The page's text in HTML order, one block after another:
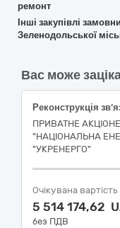
ремонт
Інші закупівлі
Зеленодольської
Вас може
ПРИВАТНЕ
"НАЦІОНАЛЬНА
"УКРЕНЕРГО"
Очікувана вартість
5 514 174,62
без ПДВ